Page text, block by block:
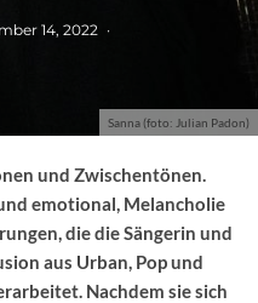
Sanna (foto: Julian Padon)
14, 2022 ·
und Zwischentönen.
emotional, Melancholie
die die Sängerin und
aus Urban, Pop und
Nachdem sie sich